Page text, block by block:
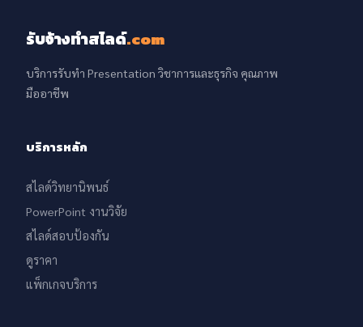
รับจ้างทำสไลด์.com
บริการรับทำ Presentation วิชาการและธุรกิจ คุณภาพ
มืออาชีพ
บริการหลัก
สไลด์วิทยานิพนธ์
PowerPoint งานวิจัย
สไลด์สอบป้องกัน
ดูราคา
แพ็กเกจบริการ